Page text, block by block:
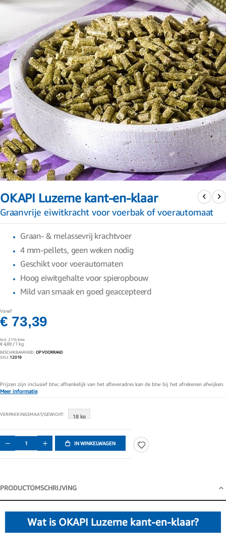
het
van
OKAPI Luzerne kant-en-klaar
Graanvrije eiwitkracht voor voerbak of voerautomaat
Graan- & melassevrij krachtvoer
4 mm-pellets, geen weken nodig
Geschikt voor voerautomaten
Hoog eiwitgehalte voor spieropbouw
Mild van smaak en goed geaccepteerd
Vanaf
€ 73,39
Incl. 21% btw
€ 4,89/ 1 kg
BESCHIKBAARHEID: OP VOORRAAD
SKU 12019
Prijzen zijn inclusief btw; afhankelijk van het afleveradres kan de btw bij het afrekenen afwijken.
Meer informatie.
VERPAKKINGSMAAT/GEWICHT 18 kg
IN WINKELWAGEN
PRODUCTOMSCHRIJVING
Productomschrijving
Wat is OKAPI Luzerne kant-en-klaar?